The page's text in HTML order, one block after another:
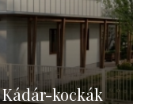
kockák